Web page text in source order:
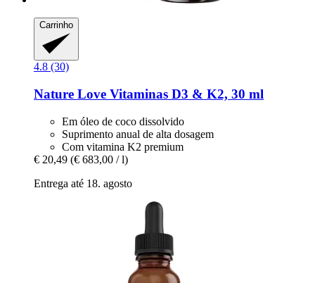
Carrinho
4.8 (30)
Nature Love Vitaminas D3 & K2, 30 ml
Em óleo de coco dissolvido
Suprimento anual de alta dosagem
Com vitamina K2 premium
€ 20,49 (€ 683,00 / l)
Entrega até 18. agosto